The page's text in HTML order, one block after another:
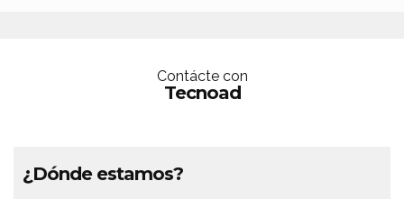
Contácte con
Tecnoad
¿Dónde estamos?